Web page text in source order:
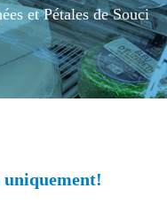
et Pétales de Souci
uniquement!